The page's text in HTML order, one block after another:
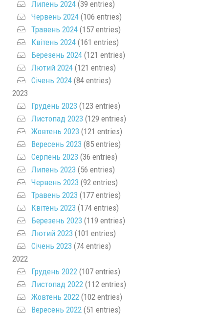
Липень 2024 (39 entries)
Червень 2024 (106 entries)
Травень 2024 (157 entries)
Квітень 2024 (161 entries)
Березень 2024 (121 entries)
Лютий 2024 (121 entries)
Січень 2024 (84 entries)
2023
Грудень 2023 (123 entries)
Листопад 2023 (129 entries)
Жовтень 2023 (121 entries)
Вересень 2023 (85 entries)
Серпень 2023 (36 entries)
Липень 2023 (56 entries)
Червень 2023 (92 entries)
Травень 2023 (177 entries)
Квітень 2023 (174 entries)
Березень 2023 (119 entries)
Лютий 2023 (101 entries)
Січень 2023 (74 entries)
2022
Грудень 2022 (107 entries)
Листопад 2022 (112 entries)
Жовтень 2022 (102 entries)
Вересень 2022 (51 entries)